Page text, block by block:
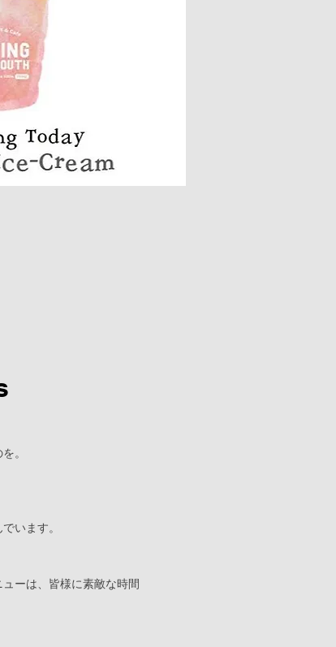
。
います。
ーは、 皆様に素敵な時間